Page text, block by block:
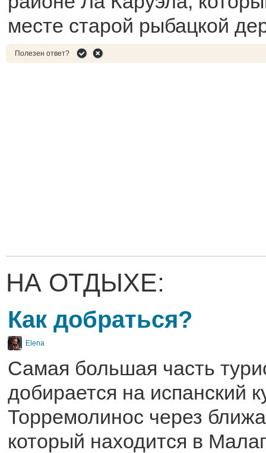
месте старой рыбацкой
Полезен ответ?
НА ОТДЫХЕ:
Как добраться?
Elena
Самая большая часть
добирается на испанский
Торремолинос через
который находится в